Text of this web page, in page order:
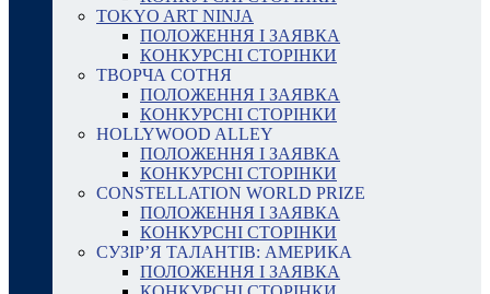
TOKYO ART NINJA
ПОЛОЖЕННЯ І ЗАЯВКА
КОНКУРСНІ СТОРІНКИ
ТВОРЧА СОТНЯ
ПОЛОЖЕННЯ І ЗАЯВКА
КОНКУРСНІ СТОРІНКИ
HOLLYWOOD ALLEY
ПОЛОЖЕННЯ І ЗАЯВКА
КОНКУРСНІ СТОРІНКИ
CONSTELLATION WORLD PRIZE
ПОЛОЖЕННЯ І ЗАЯВКА
КОНКУРСНІ СТОРІНКИ
СУЗІР’Я ТАЛАНТІВ: АМЕРИКА
ПОЛОЖЕННЯ І ЗАЯВКА